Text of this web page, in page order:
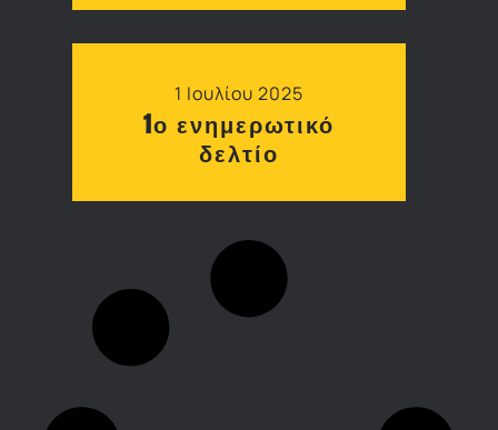
1 Ιουλίου 2025
1ο ενημερωτικό
δελτίο